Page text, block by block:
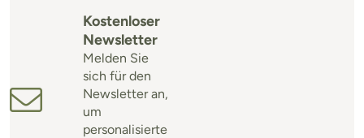
Kostenloser
Newsletter
Melden Sie
sich für den
Newsletter an,
um
personalisierte